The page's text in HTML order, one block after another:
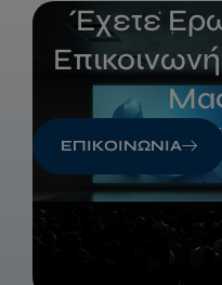
Έχετε
ΕΠΙΚΟΙΝΩΝΙΑ